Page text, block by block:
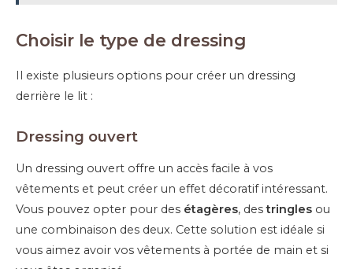
Choisir le type de dressing
Il existe plusieurs options pour créer un dressing
derrière le lit :
Dressing ouvert
Un dressing ouvert offre un accès facile à vos
vêtements et peut créer un effet décoratif intéressant.
Vous pouvez opter pour des étagères, destringles ou
une combinaison des deux. Cette solution est idéale si
vous aimez avoir vos vêtements à portée de main et si